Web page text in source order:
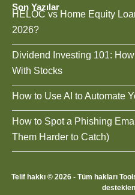
Son Yazılar
HELOC vs Home Equity
2026?
Dividend Investing 101:
With Stocks
How to Use AI to Automate
How to Spot a Phishing
Them Harder to Catch)
Telif hakkı © 2026 - Tüm hakları